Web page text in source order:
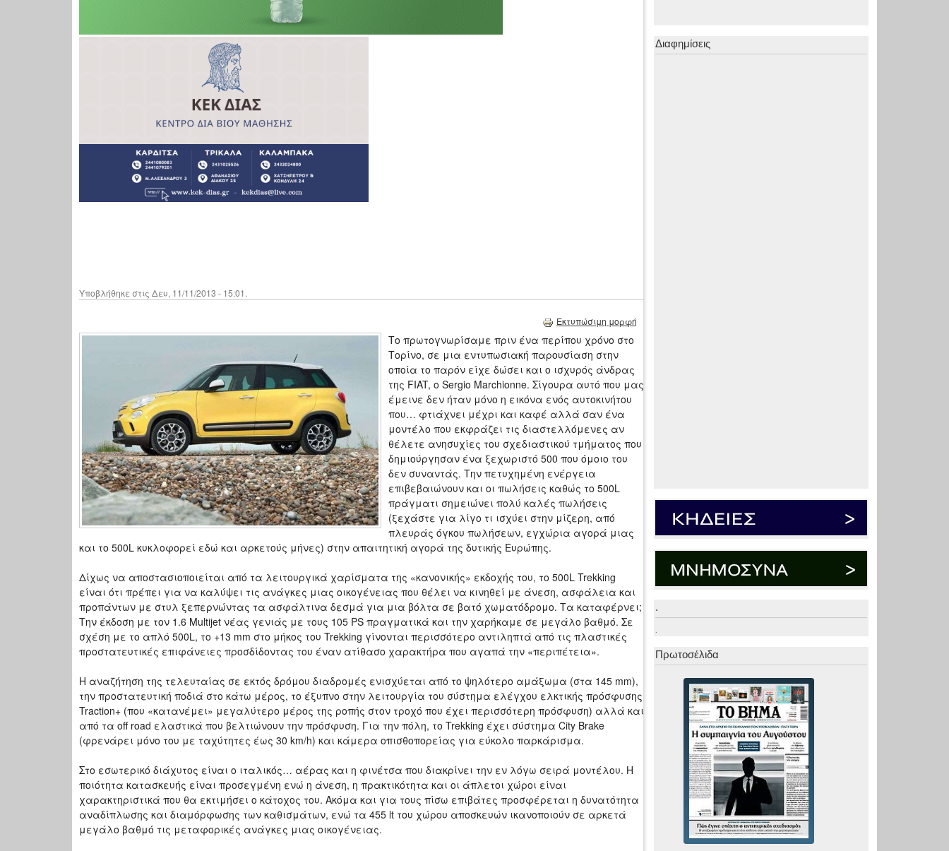
Υποβλήθηκε στις Δευ, 11/11/2013 - 15:01.
Εκτυπώσιμη μορφή
Το πρωτογνωρίσαμε πριν ένα περίπου χρόνο στο
Τορίνο, σε μια εντυπωσιακή παρουσίαση στην
οποία το παρόν είχε δώσει και ο ισχυρός άνδρας
της FIAT, o Sergio Marchionne. Σίγουρα αυτό που μας
έμεινε δεν ήταν μόνο η εικόνα ενός αυτοκινήτου
που… φτιάχνει μέχρι και καφέ αλλά σαν ένα
μοντέλο που εκφράζει τις διαστελλόμενες αν
θέλετε ανησυχίες του σχεδιαστικού τμήματος που
δημιούργησαν ένα ξεχωριστό 500 που όμοιο του
δεν συναντάς. Την πετυχημένη ενέργεια
επιβεβαιώνουν και οι πωλήσεις καθώς το 500L
πράγματι σημειώνει πολύ καλές πωλήσεις
(ξεχάστε για λίγο τι ισχύει στην μίζερη, από
πλευράς όγκου πωλήσεων, εγχώρια αγορά μιας
και το 500L κυκλοφορεί εδώ και αρκετούς μήνες) στην απαιτητική αγορά της δυτικής Ευρώπης.
Δίχως να αποστασιοποιείται από τα λειτουργικά χαρίσματα της «κανονικής» εκδοχής του, το 500L Trekking
είναι ότι πρέπει για να καλύψει τις ανάγκες μιας οικογένειας που θέλει να κινηθεί με άνεση, ασφάλεια και
προπάντων με στυλ ξεπερνώντας τα ασφάλτινα δεσμά για μια βόλτα σε βατό χωματόδρομο. Τα καταφέρνει;
Την έκδοση με τον 1.6 Μultijet νέας γενιάς με τους 105 PS πραγματικά και την χαρήκαμε σε μεγάλο βαθμό. Σε
σχέση με το απλό 500L, το +13 mm στο μήκος του Trekking γίνονται περισσότερο αντιληπτά από τις πλαστικές
προστατευτικές επιφάνειες προσδίδοντας του έναν ατίθασο χαρακτήρα που αγαπά την «περιπέτεια».
Η αναζήτηση της τελευταίας σε εκτός δρόμου διαδρομές ενισχύεται από το ψηλότερο αμάξωμα (στα 145 mm),
την προστατευτική ποδιά στο κάτω μέρος, το έξυπνο στην λειτουργία του σύστημα ελέγχου ελκτικής πρόσφυσης
Traction+ (που «κατανέμει» μεγαλύτερο μέρος της ροπής στον τροχό που έχει περισσότερη πρόσφυση) αλλά και
από τα off road ελαστικά που βελτιώνουν την πρόσφυση. Για την πόλη, το Trekking έχει σύστημα City Brake
(φρενάρει μόνο του με ταχύτητες έως 30 km/h) και κάμερα οπισθοπορείας για εύκολο παρκάρισμα.
Στο εσωτερικό διάχυτος είναι ο ιταλικός… αέρας και η φινέτσα που διακρίνει την εν λόγω σειρά μοντέλου. Η
ποιότητα κατασκευής είναι προσεγμένη ενώ η άνεση, η πρακτικότητα και οι άπλετοι χώροι είναι
χαρακτηριστικά που θα εκτιμήσει ο κάτοχος του. Ακόμα και για τους πίσω επιβάτες προσφέρεται η δυνατότητα
αναδίπλωσης και διαμόρφωσης των καθισμάτων, ενώ τα 455 lt του χώρου αποσκευών ικανοποιούν σε αρκετά
μεγάλο βαθμό τις μεταφορικές ανάγκες μιας οικογένειας.
Διαφημίσεις
.
.
Πρωτοσέλιδα